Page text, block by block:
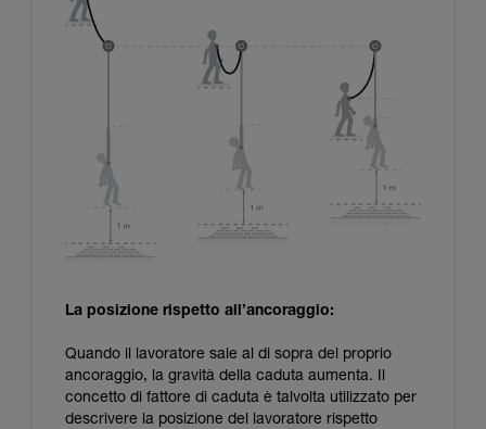
La posizione rispetto all’ancoraggio:
Quando il lavoratore sale al di sopra del proprio
ancoraggio, la gravità della caduta aumenta. Il
concetto di fattore di caduta è talvolta utilizzato per
descrivere la posizione del lavoratore rispetto